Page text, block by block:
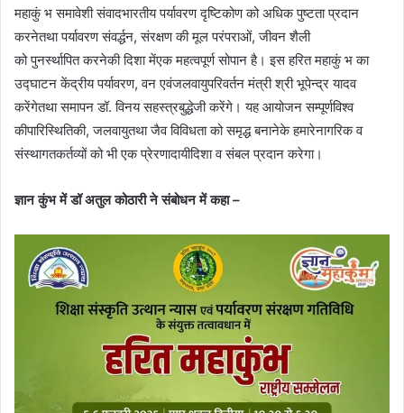
महाकुं भ समावेशी संवादभारतीय पर्यावरण दृष्टिकोण को अधिक पुष्टता प्रदान
करनेतथा पर्यावरण संवर्द्धन, संरक्षण की मूल परंपराओं, जीवन शैली
को पुनर्स्थापित करनेकी दिशा मेंएक महत्वपूर्ण सोपान है। इस हरित महाकुं भ का
उद्घाटन केंद्रीय पर्यावरण, वन एवंजलवायुपरिवर्तन मंत्री श्री भूपेन्द्र यादव
करेंगेतथा समापन डॉ. विनय सहस्त्रबुद्धेजी करेंगे। यह आयोजन सम्पूर्णविश्व
कीपारिस्थितिकी, जलवायुतथा जैव विविधता को समृद्ध बनानेके हमारेनागरिक व
संस्थागतकर्तव्यों को भी एक प्रेरणादायीदिशा व संबल प्रदान करेगा।
ज्ञान कुंभ में डॉ अतुल कोठारी ने संबोधन में कहा –